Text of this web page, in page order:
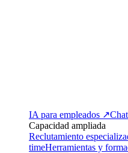
IA para empleados ↗
Capacidad ampliada
Reclutamiento
timeHerramientas y